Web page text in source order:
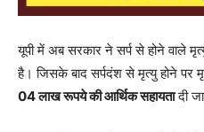
यूपी में अब सरकार ने सर्प से होने वाले
है। जिसके बाद सर्पदंश से मृत्यु होने
04 लाख रूपये की आर्थिक सहायतादी